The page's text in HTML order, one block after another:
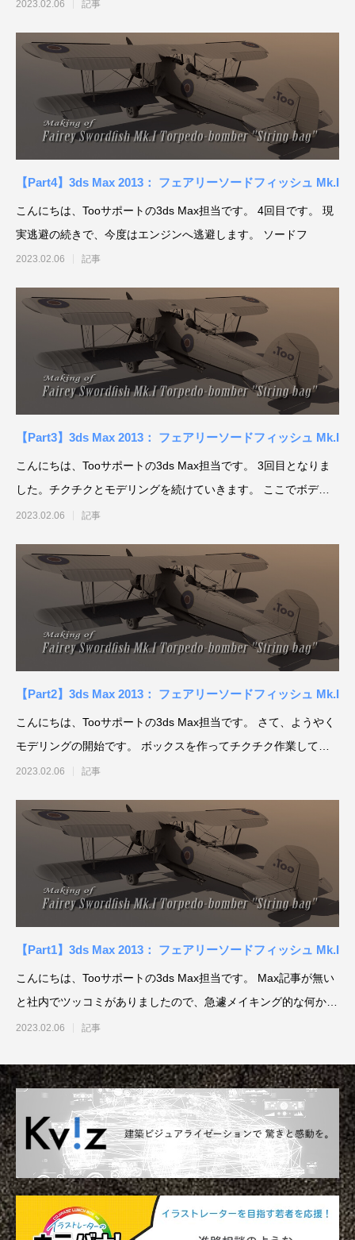
2023.02.06 記事
【Part4】3ds Max 2013： フェアリーソードフィッシュ Mk.I
こんにちは、Tooサポートの3ds Max担当です。 4回目です。 現
実逃避の続きで、今度はエンジンへ逃避します。 ソードフ
2023.02.06 記事
【Part3】3ds Max 2013： フェアリーソードフィッシュ Mk.I
こんにちは、Tooサポートの3ds Max担当です。 3回目となりま
した。チクチクとモデリングを続けていきます。 ここでボディ
をポリ
2023.02.06 記事
【Part2】3ds Max 2013： フェアリーソードフィッシュ Mk.I
こんにちは、Tooサポートの3ds Max担当です。 さて、ようやく
モデリングの開始です。 ボックスを作ってチクチク作業しても
よ
2023.02.06 記事
【Part1】3ds Max 2013： フェアリーソードフィッシュ Mk.I
こんにちは、Tooサポートの3ds Max担当です。 Max記事が無い
と社内でツッコミがありましたので、急遽メイキング的な何かを
投下し
2023.02.06 記事